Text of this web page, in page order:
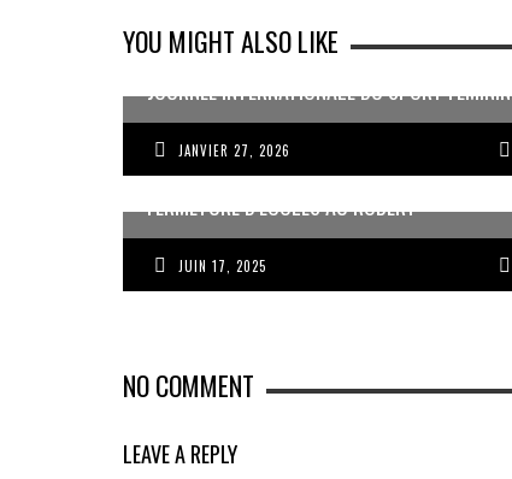
YOU MIGHT ALSO LIKE
JOURNÉE INTERNATIONALE DU SPORT FÉMININ
JANVIER 27, 2026
FERMETURE D’ÉCOLES AU ROBERT
JUIN 17, 2025
NO COMMENT
LEAVE A REPLY